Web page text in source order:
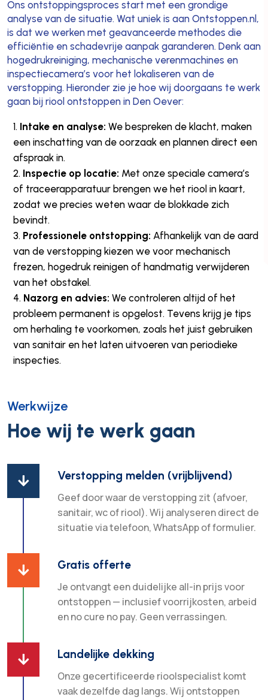
Ons ontstoppingsproces start met een grondige
analyse van de situatie. Wat uniek is aan Ontstoppen.nl,
is dat we werken met geavanceerde methodes die
efficiëntie en schadevrije aanpak garanderen. Denk aan
hogedrukreiniging, mechanische verenmachines en
inspectiecamera’s voor het lokaliseren van de
verstopping. Hieronder zie je hoe wij doorgaans te werk
gaan bij riool ontstoppen in Den Oever:
Intake en analyse: We bespreken de klacht, maken
een inschatting van de oorzaak en plannen direct een
afspraak in.
Inspectie op locatie: Met onze speciale camera’s
of traceerapparatuur brengen we het riool in kaart,
zodat we precies weten waar de blokkade zich
bevindt.
Professionele ontstopping: Afhankelijk van de aard
van de verstopping kiezen we voor mechanisch
frezen, hogedruk reinigen of handmatig verwijderen
van het obstakel.
Nazorg en advies: We controleren altijd of het
probleem permanent is opgelost. Tevens krijg je tips
om herhaling te voorkomen, zoals het juist gebruiken
van sanitair en het laten uitvoeren van periodieke
inspecties.
Werkwijze
Hoe wij te werk gaan
 Verstopping melden (vrijblijvend)
Geef door waar de verstopping zit (afvoer,
sanitair, wc of riool). Wij analyseren direct de
situatie via telefoon, WhatsApp of formulier.
 Gratis offerte
Je ontvangt een duidelijke all-in prijs voor
ontstoppen — inclusief voorrijkosten, arbeid
en no cure no pay. Geen verrassingen.
 Landelijke dekking
Onze gecertificeerde rioolspecialist komt
vaak dezelfde dag langs. Wij ontstoppen